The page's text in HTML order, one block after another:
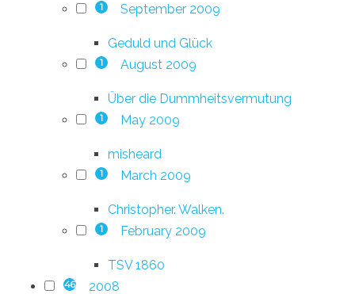
1 September 2009
Geduld und Glück
1 August 2009
Über die Dummheitsvermutung
1 May 2009
misheard
1 March 2009
Christopher. Walken.
1 February 2009
TSV 1860
46 2008